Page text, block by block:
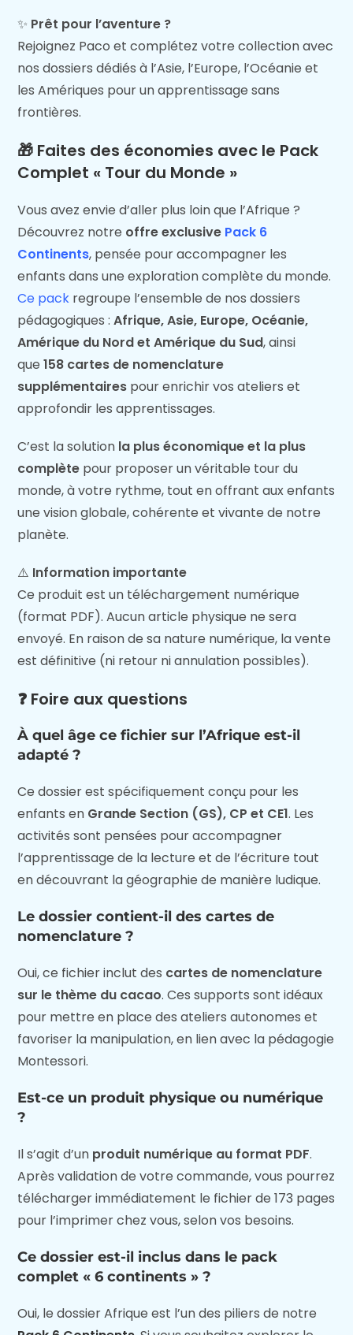
✨ Prêt pour l’aventure ?
Rejoignez Paco et complétez votre collection avec
nos dossiers dédiés à l’Asie, l’Europe, l’Océanie et
les Amériques pour un apprentissage sans
frontières.
🎁 Faites des économies avec le Pack
Complet « Tour du Monde »
Vous avez envie d’aller plus loin que l’Afrique ?
Découvrez notre offre exclusive Pack 6
Continents, pensée pour accompagner les
enfants dans une exploration complète du monde.
Ce pack regroupe l’ensemble de nos dossiers
pédagogiques :Afrique, Asie, Europe, Océanie,
Amérique du Nord et Amérique du Sud, ainsi
que158 cartes de nomenclature
supplémentaires pour enrichir vos ateliers et
approfondir les apprentissages.
C’est la solution la plus économique et la plus
complète pour proposer un véritable tour du
monde, à votre rythme, tout en offrant aux enfants
une vision globale, cohérente et vivante de notre
planète.
⚠️ Information importante
Ce produit est un téléchargement numérique
(format PDF). Aucun article physique ne sera
envoyé. En raison de sa nature numérique, la vente
est définitive (ni retour ni annulation possibles).
❓ Foire aux questions
À quel âge ce fichier sur l’Afrique est-il
adapté ?
Ce dossier est spécifiquement conçu pour les
enfants en Grande Section (GS), CP et CE1. Les
activités sont pensées pour accompagner
l’apprentissage de la lecture et de l’écriture tout
en découvrant la géographie de manière ludique.
Le dossier contient-il des cartes de
nomenclature ?
Oui, ce fichier inclut des cartes de nomenclature
sur le thème du cacao. Ces supports sont idéaux
pour mettre en place des ateliers autonomes et
favoriser la manipulation, en lien avec la pédagogie
Montessori.
Est-ce un produit physique ou numérique
?
Il s’agit d’un produit numérique au format PDF.
Après validation de votre commande, vous pourrez
télécharger immédiatement le fichier de 173 pages
pour l’imprimer chez vous, selon vos besoins.
Ce dossier est-il inclus dans le pack
complet « 6 continents » ?
Oui, le dossier Afrique est l’un des piliers de notre